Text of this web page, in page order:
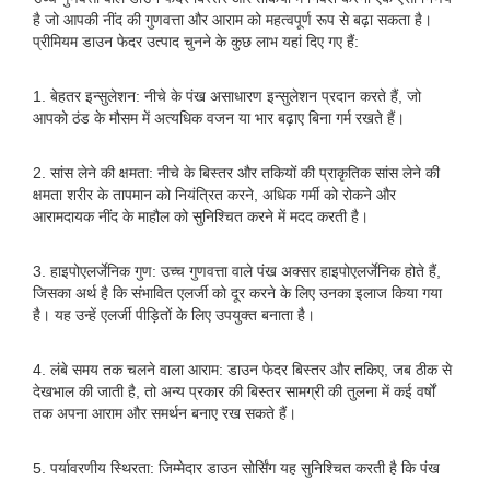
है जो आपकी नींद की गुणवत्ता और आराम को महत्वपूर्ण रूप से बढ़ा सकता है।
प्रीमियम डाउन फेदर उत्पाद चुनने के कुछ लाभ यहां दिए गए हैं:
1. बेहतर इन्सुलेशन: नीचे के पंख असाधारण इन्सुलेशन प्रदान करते हैं, जो
आपको ठंड के मौसम में अत्यधिक वजन या भार बढ़ाए बिना गर्म रखते हैं।
2. सांस लेने की क्षमता: नीचे के बिस्तर और तकियों की प्राकृतिक सांस लेने की
क्षमता शरीर के तापमान को नियंत्रित करने, अधिक गर्मी को रोकने और
आरामदायक नींद के माहौल को सुनिश्चित करने में मदद करती है।
3. हाइपोएलर्जेनिक गुण: उच्च गुणवत्ता वाले पंख अक्सर हाइपोएलर्जेनिक होते हैं,
जिसका अर्थ है कि संभावित एलर्जी को दूर करने के लिए उनका इलाज किया गया
है। यह उन्हें एलर्जी पीड़ितों के लिए उपयुक्त बनाता है।
4. लंबे समय तक चलने वाला आराम: डाउन फेदर बिस्तर और तकिए, जब ठीक से
देखभाल की जाती है, तो अन्य प्रकार की बिस्तर सामग्री की तुलना में कई वर्षों
तक अपना आराम और समर्थन बनाए रख सकते हैं।
5. पर्यावरणीय स्थिरता: जिम्मेदार डाउन सोर्सिंग यह सुनिश्चित करती है कि पंख